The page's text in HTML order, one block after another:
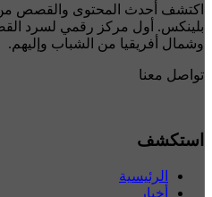
اكتشف أحدث المحتوى والقصص من
بلينكس. أول مركز رقمي لسرد
وشمال أفريقيا من الشباب وإليهم.
تواصل معنا
استكشف
الرئيسية
أخبار